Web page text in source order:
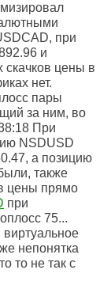
при
и
скачков цены в
нет.
пары
за ним, во
При
NSDUSD
а позицию
также
цены прямо
при
75...
непонятка
то не так с